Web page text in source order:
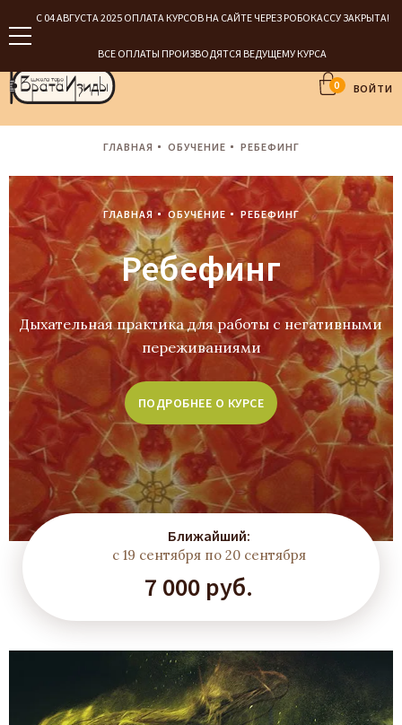
С 04 АВГУСТА 2025 ОПЛАТА КУРСОВ НА САЙТЕ ЧЕРЕЗ РОБОКАССУ ЗАКРЫТА!
ВСЕ ОПЛАТЫ ПРОИЗВОДЯТСЯ ВЕДУЩЕМУ КУРСА
0 ВОЙТИ
ГЛАВНАЯ ОБУЧЕНИЕ РЕБЕФИНГ
ГЛАВНАЯ ОБУЧЕНИЕ РЕБЕФИНГ
Ребефинг
Дыхательная практика для работы с негативными
переживаниями
ПОДРОБНЕЕ О КУРСЕ
Ближайший:
с 19 сентября по 20 сентября
7 000 руб.